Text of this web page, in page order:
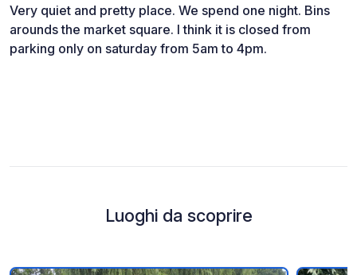
Very quiet and pretty place. We spend one night. Bins
arounds the market square. I think it is closed from
parking only on saturday from 5am to 4pm.
Luoghi da scoprire